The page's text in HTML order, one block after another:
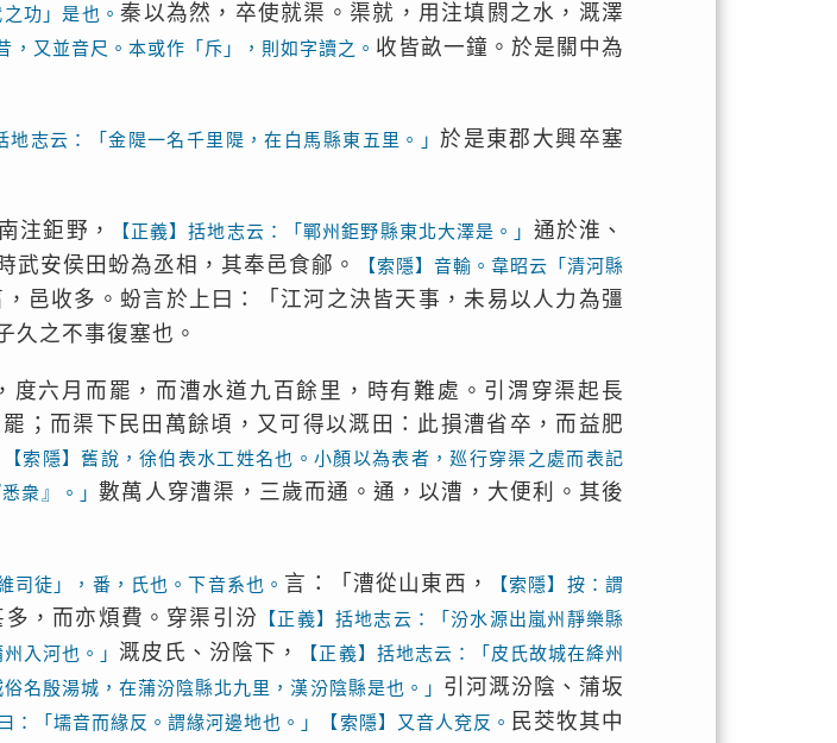
之功」是也。秦以為然，卒使就渠。渠就，用注填閼之水，溉澤
，又並音尺。本或作「斥」，則如字讀之。 收皆畝一鐘。於是關中為
地志云：「金隄一名千里隄，在白馬縣東五里。」於是東郡大興卒塞
注鉅野， 【正義】括地志云：「鄲州鉅野縣東北大澤是。」 通於淮、
武安侯田蚡為丞相，其奉邑食鄃。
【索隱】音輸。韋昭云「清河縣
邑收多。蚡言於上曰：「江河之決皆天事，未易以人力為彊
久之不事復塞也。
六月而罷，而漕水道九百餘里，時有難處。引渭穿渠起長
；而渠下民田萬餘頃，又可得以溉田：此損漕省卒，而益肥
【索隱】舊說，徐伯表水工姓名也。小顏以為表者，廵行穿渠之處而表記
悉衆』。」數萬人穿漕渠，三歲而通。通，以漕，大便利。其後
司徒」，番，氏也。下音系也。 言：「漕從山東西，
【索隱】按：謂
，而亦煩費。穿渠引汾
【正義】括地志云：「汾水源出嵐州靜樂縣
入河也。」 溉皮氏、汾陰下，
【正義】括地志云：「皮氏故城在絳州
名殷湯城，在蒲汾陰縣北九里，漢汾陰縣是也。」 引河溉汾陰、蒲坂
：「壖音而緣反。謂緣河邊地也。」【索隱】又音人兗反。 民茭牧其中